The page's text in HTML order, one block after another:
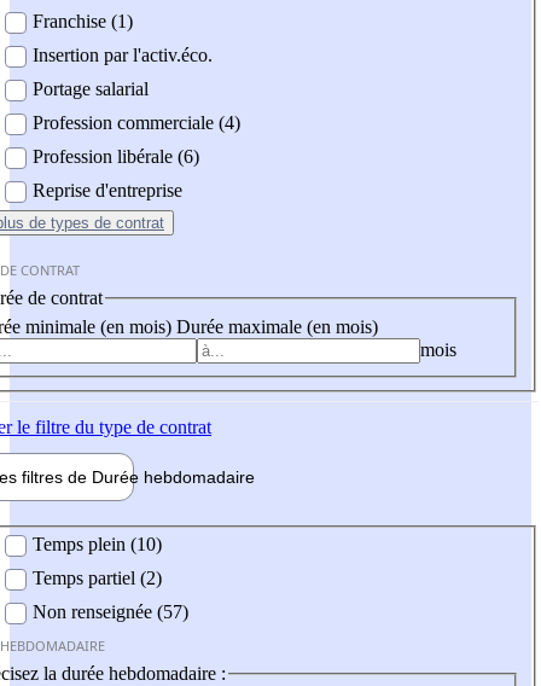
Franchise (1)
Insertion par l'activ.éco.
Portage salarial
Profession commerciale (4)
Profession libérale (6)
Reprise d'entreprise
de types de contrat
CONTRAT
de contrat
minimale (en mois) Durée maximale (en mois)
mois
le filtre du type de contrat
filtres de Durée hebdomadaire
Temps plein (10)
Temps partiel (2)
Non renseignée (57)
la durée hebdomadaire :